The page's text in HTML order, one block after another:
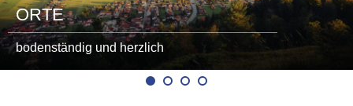
ORTE
bodenständig und herzlich